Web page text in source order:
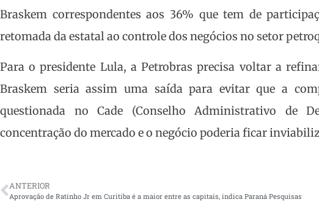
Braskem correspondentes aos 36% que tem de
retomada da estatal ao controle dos negócios no setor
Para o presidente Lula, a Petrobras precisa voltar a
Braskem seria assim uma saída para evitar que a
questionada no Cade (Conselho Administrativo de
concentração do mercado e o negócio poderia ficar
ANTERIOR
Aprovação de Ratinho Jr em Curitiba é a maior entre as capitais, indica Paraná Pesquisas